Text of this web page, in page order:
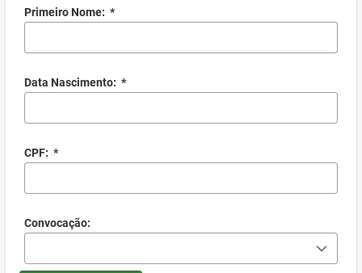
Primeiro Nome: *
Data Nascimento: *
CPF: *
Convocação: